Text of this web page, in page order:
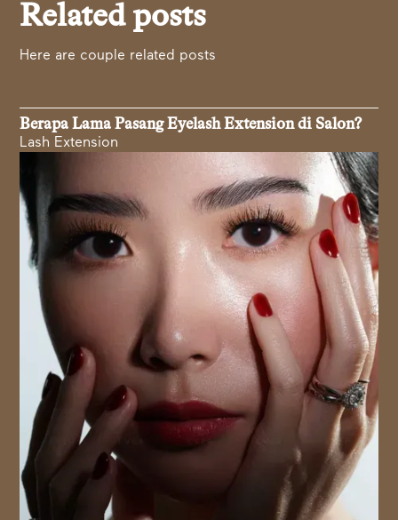
Related posts
Here are couple related posts
Berapa Lama Pasang Eyelash Extension di Salon?
Lash Extension